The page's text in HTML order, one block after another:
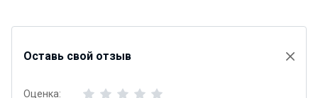
Оставь свой отзыв
Оценка: